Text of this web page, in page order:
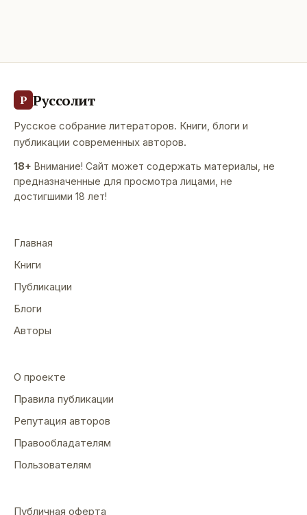
Р Руссолит
Русское собрание литераторов. Книги, блоги и
публикации современных авторов.
18+ Внимание! Сайт может содержать материалы, не
предназначенные для просмотра лицами, не
достигшими 18 лет!
Главная
Книги
Публикации
Блоги
Авторы
О проекте
Правила публикации
Репутация авторов
Правообладателям
Пользователям
Публичная оферта